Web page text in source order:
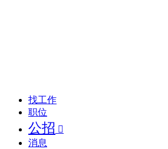
找工作
职位
公招 
消息